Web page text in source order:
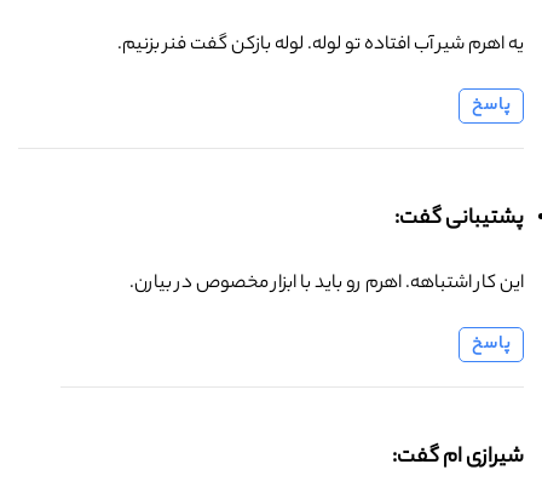
یه اهرم شیر آب افتاده تو لوله. لوله بازکن گفت فنر بزنیم.
پاسخ
پشتیبانی گفت:
این کار اشتباهه. اهرم رو باید با ابزار مخصوص در بیارن.
پاسخ
شیرازی ام گفت: